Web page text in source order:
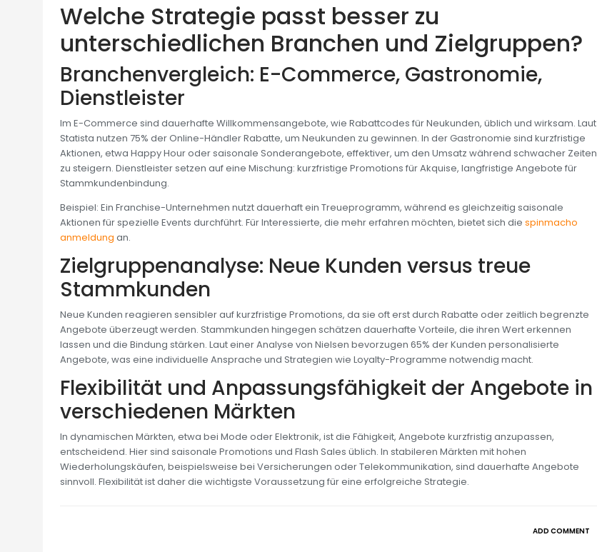
Welche Strategie passt besser zu
unterschiedlichen Branchen und Zielgruppen?
Branchenvergleich: E-Commerce, Gastronomie,
Dienstleister
Im E-Commerce sind dauerhafte Willkommensangebote, wie Rabattcodes für Neukunden, üblich und wirksam. Laut
Statista nutzen 75% der Online-Händler Rabatte, um Neukunden zu gewinnen. In der Gastronomie sind kurzfristige
Aktionen, etwa Happy Hour oder saisonale Sonderangebote, effektiver, um den Umsatz während schwacher Zeiten
zu steigern. Dienstleister setzen auf eine Mischung: kurzfristige Promotions für Akquise, langfristige Angebote für
Stammkundenbindung.
Beispiel: Ein Franchise-Unternehmen nutzt dauerhaft ein Treueprogramm, während es gleichzeitig saisonale
Aktionen für spezielle Events durchführt. Für Interessierte, die mehr erfahren möchten, bietet sich die spinmacho
anmeldung an.
Zielgruppenanalyse: Neue Kunden versus treue
Stammkunden
Neue Kunden reagieren sensibler auf kurzfristige Promotions, da sie oft erst durch Rabatte oder zeitlich begrenzte
Angebote überzeugt werden. Stammkunden hingegen schätzen dauerhafte Vorteile, die ihren Wert erkennen
lassen und die Bindung stärken. Laut einer Analyse von Nielsen bevorzugen 65% der Kunden personalisierte
Angebote, was eine individuelle Ansprache und Strategien wie Loyalty-Programme notwendig macht.
Flexibilität und Anpassungsfähigkeit der Angebote in
verschiedenen Märkten
In dynamischen Märkten, etwa bei Mode oder Elektronik, ist die Fähigkeit, Angebote kurzfristig anzupassen,
entscheidend. Hier sind saisonale Promotions und Flash Sales üblich. In stabileren Märkten mit hohen
Wiederholungskäufen, beispielsweise bei Versicherungen oder Telekommunikation, sind dauerhafte Angebote
sinnvoll. Flexibilität ist daher die wichtigste Voraussetzung für eine erfolgreiche Strategie.
ADD COMMENT